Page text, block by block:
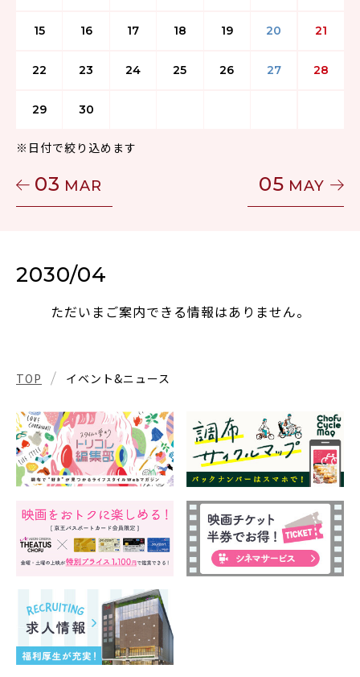
03 MAR
15 16 17 18 19 20 21
22 23 24 25 26 27 28
29 30
※日付で絞り込めます
05 MAY
2030/04
ただいまご案内できる情報はありません。
TOP イベント&ニュース